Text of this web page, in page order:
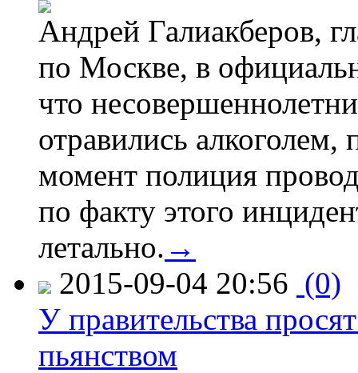
Андрей Галиакберов,
по Москве, в
что
отравились
момент полиция
по факту этого
летально. →
2015-09-04 20:56 (0)
У правительства
пьянством